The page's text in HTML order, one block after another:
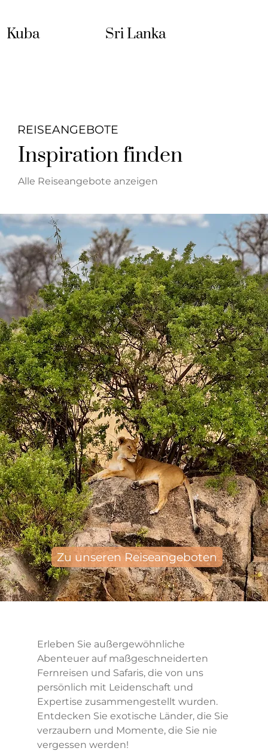
Kuba Sri Lanka
REISEANGEBOTE
Inspiration finden
Alle Reiseangebote anzeigen
Zu unseren Reiseangeboten
Erleben Sie außergewöhnliche
Abenteuer auf maßgeschneiderten
Fernreisen und Safaris, die von uns
persönlich mit Leidenschaft und
Expertise zusammengestellt wurden.
Entdecken Sie exotische Länder, die Sie
verzaubern und Momente, die Sie nie
vergessen werden!